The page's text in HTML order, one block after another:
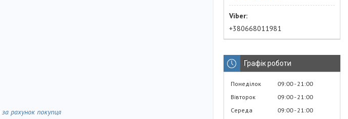
за рахунок покупця
+380668011981
Графік роботи
Понеділок 09:00 21:00
Вівторок
09:00 21:00
Середа
09:00 21:00